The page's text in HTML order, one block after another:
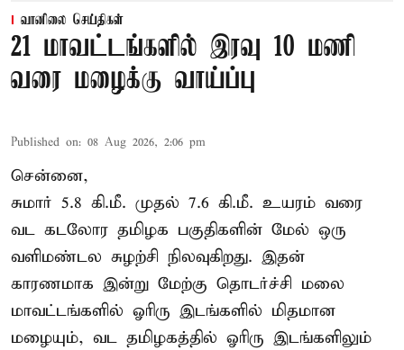
வானிலை செய்திகள்
21 மாவட்டங்களில் இரவு 10 மணி
வரை மழைக்கு வாய்ப்பு
Published on: 08 Aug 2026, 2:06 pm
சென்னை,
சுமார் 5.8 கி.மீ. முதல் 7.6 கி.மீ. உயரம் வரை
வட கடலோர தமிழக பகுதிகளின் மேல் ஒரு
வளிமண்டல சுழற்சி நிலவுகிறது. இதன்
காரணமாக இன்று மேற்கு தொடர்ச்சி மலை
மாவட்டங்களில் ஓரிரு இடங்களில் மிதமான
மழையும், வட தமிழகத்தில் ஓரிரு இடங்களிலும்